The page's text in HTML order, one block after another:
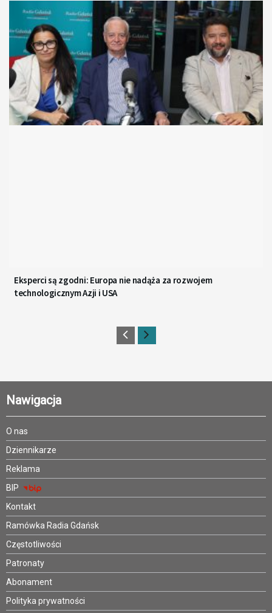
Eksperci są zgodni: Europa nie nadąża za rozwojem
technologicznym Azji i USA
Nawigacja
O nas
Dziennikarze
Reklama
BIP
Kontakt
Ramówka Radia Gdańsk
Częstotliwości
Patronaty
Abonament
Polityka prywatności